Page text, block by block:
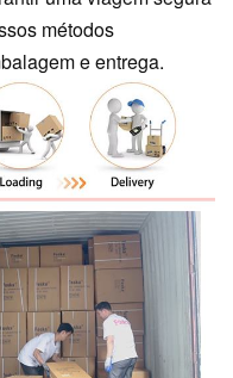
métodos
e entrega.